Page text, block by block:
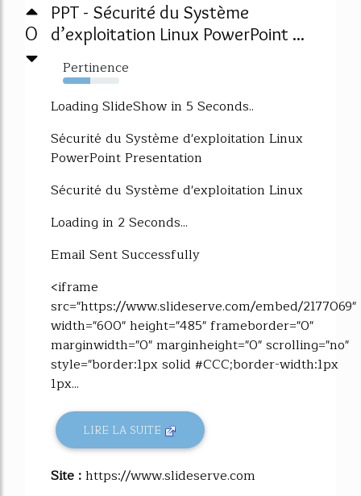
0
PPT - Sécurité du Système
d’exploitation Linux PowerPoint ...
Pertinence
49%
Loading SlideShow in 5 Seconds..
Sécurité du Système d'exploitation Linux
PowerPoint Presentation
Sécurité du Système d'exploitation Linux
Loading in 2 Seconds...
Email Sent Successfully
<iframe
src="https://www.slideserve.com/embed/2177069"
width="600" height="485" frameborder="0"
marginwidth="0" marginheight="0" scrolling="no"
style="border:1px solid #CCC;border-width:1px
1px...
LIRE LA SUITE
Site :https://www.slideserve.com